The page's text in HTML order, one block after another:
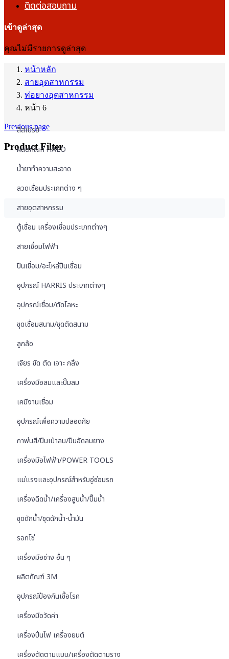
ติดต่อสอบถาม
เข้าดูล่าสุด
คุณไม่มีรายการดูล่าสุด
หน้าหลัก
สายอุตสาหกรรม
ท่อยางอุตสาหกรรม
หน้า 6
Previous page
Product Filter
สีสเปรย์
ผลิตภัณฑ์ HALO
น้ำยาทำความสะอาด
ลวดเชื่อมประเภทต่าง ๆ
สายอุตสาหกรรม
ตู้เชื่อม เครื่องเชื่อมประเภทต่างๆ
สายเชื่อมไฟฟ้า
ปืนเชื่อม/อะไหล่ปืนเชื่อม
อุปกรณ์ HARRIS ประเภทต่างๆ
อุปกรณ์เชื่อม/ตัดโลหะ
ชุดเชื่อมสนาม/ชุดตัดสนาม
ลูกล้อ
เจียร ขัด ตัด เจาะ กลึง
เครื่องมือลมและปั๊มลม
เคมีงานเชื่อม
อุปกรณ์เพื่อความปลอดภัย
กาพ่นสี/ปืนเป่าลม/ปืนอัดลมยาง
เครื่องมือไฟฟ้า/POWER TOOLS
แม่แรงและอุปกรณ์สำหรับอู่ซ่อมรถ
เครื่องฉีดน้ำ/เครื่องสูบน้ำ/ปั๊มน้ำ
ชุดดักน้ำ/ชุดดักน้ำ-น้ำมัน
รอกโซ่
เครื่องมือช่าง อื่น ๆ
ผลิตภัณฑ์ 3M
อุปกรณ์ป้องกันเชื้อโรค
เครื่องมือวัดค่า
เครื่องปั่นไฟ เครื่องยนต์
เครื่องตัดตามแบบ/เครื่องตัดตามราง